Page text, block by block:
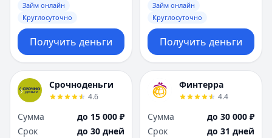
Займ онлайн
Круглосуточно
Получить деньги
Займ онлайн
Круглосуточно
Получить деньги
Срочноденьги
4.6
Сумма
до 15 000 ₽
Срок
до 30 дней
Финтерра
4.4
Сумма
до 30 000 ₽
Срок
до 31 дней